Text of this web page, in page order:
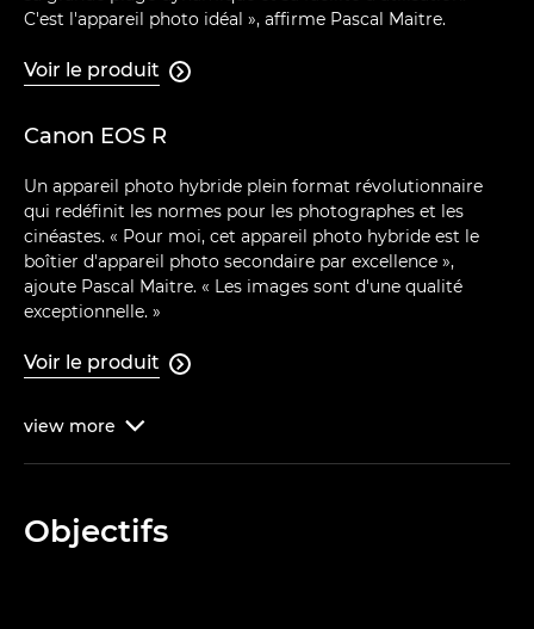
C'est l'appareil photo idéal », affirme Pascal Maitre.
Voir le produit 
Canon EOS R
Un appareil photo hybride plein format révolutionnaire
qui redéfinit les normes pour les photographes et les
cinéastes. « Pour moi, cet appareil photo hybride est le
boîtier d'appareil photo secondaire par excellence »,
ajoute Pascal Maitre. « Les images sont d'une qualité
exceptionnelle. »
Voir le produit 
view more 
Objectifs